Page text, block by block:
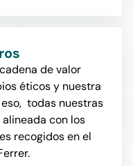
de valor
éticos y nuestra
todas nuestras
con los
recogidos en el